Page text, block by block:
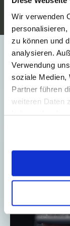
Wir verwenden
zu können und
analysieren.
Verwendung
soziale Medien,
Partner führen
weiteren Daten
Bei TPA
Sektor als